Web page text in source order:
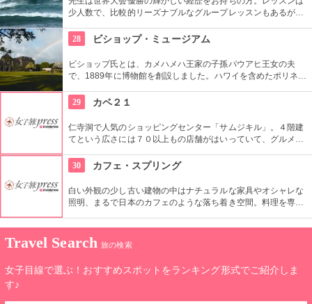
少人数で、比較的リーズナブルなグループレッスンもあるが、
心者の方も基本動作からきちんと学んで、いざ海へ！
28 ビショップ・ミュージアム
ビショップ氏とは、カメハメハ王家の子孫パウアヒ王女の夫
で、1889年に博物館を創設しました。ハワイを含めたポリネシ
や中の吹き抜け、インテリアも見ごたえあります。
29 カベ２１
仁寺洞で人気のショッピングセンター「サムジキル」。４階建
てという広さには７０以上もの店舗がはいっていて、グルメや
では螺細製品や乗り下など、韓国の伝統工芸品を取り扱い、お
気に入りの１つが見つかるはず。
30 カフェ・スプリング
白い外観の少し古い建物の中はナチュラルな家具やオシャレな
照明、まるで日本のカフェのような落ち着き空間。料理を専門
どれもほっとする味わいのものばかり。
Travel Search 旅の検索
女子目線で選ぶ！おすすめスポットをランキング形式でご紹介しま
す♪